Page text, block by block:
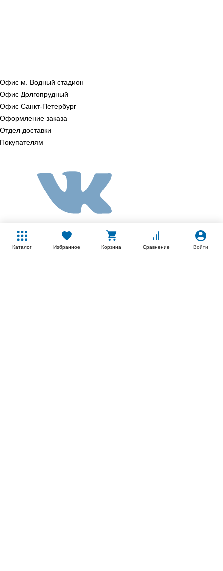
Каталог Избранное Корзина Сравнение Войти
Офис м. Водный стадион
Офис Долгопрудный
Офис Санкт‑Петербург
Оформление заказа
Отдел доставки
Покупателям